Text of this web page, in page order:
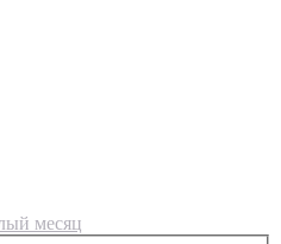
месяц